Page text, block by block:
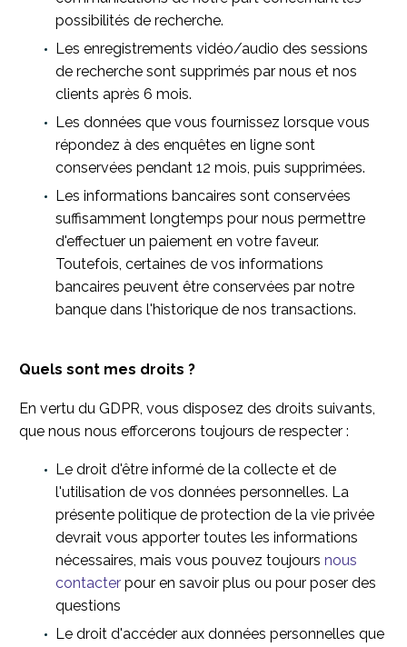
possibilités de recherche.
Les enregistrements vidéo/audio des sessions
de recherche sont supprimés par nous et nos
clients après 6 mois.
Les données que vous fournissez lorsque vous
répondez à des enquêtes en ligne sont
conservées pendant 12 mois, puis supprimées.
Les informations bancaires sont conservées
suffisamment longtemps pour nous permettre
d'effectuer un paiement en votre faveur.
Toutefois, certaines de vos informations
bancaires peuvent être conservées par notre
banque dans l'historique de nos transactions.
Quels sont mes droits ?
En vertu du GDPR, vous disposez des droits suivants,
que nous nous efforcerons toujours de respecter :
Le droit d'être informé de la collecte et de
l'utilisation de vos données personnelles. La
présente politique de protection de la vie privée
devrait vous apporter toutes les informations
nécessaires, mais vous pouvez toujours nous
contacter pour en savoir plus ou pour poser des
questions
Le droit d'accéder aux données personnelles que